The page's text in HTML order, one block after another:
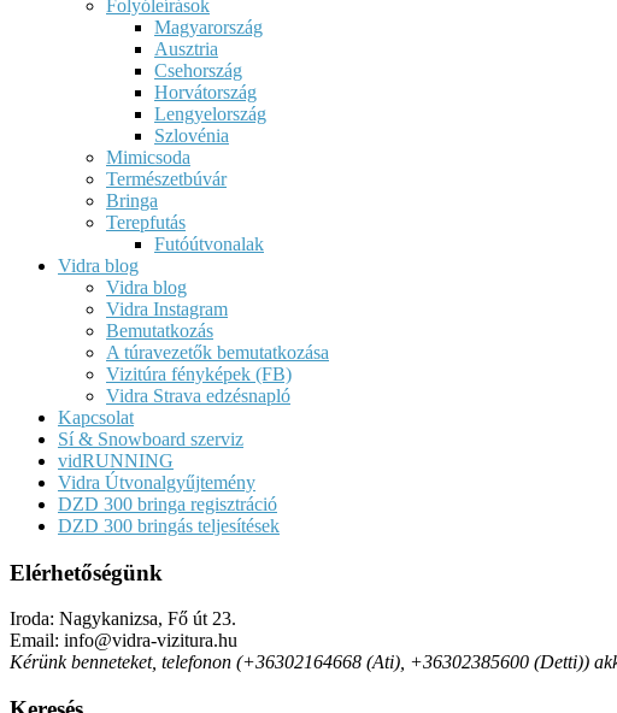
Folyóleírások
Magyarország
Ausztria
Csehország
Horvátország
Lengyelország
Szlovénia
Mimicsoda
Természetbúvár
Bringa
Terepfutás
Futóútvonalak
Vidra blog
Vidra blog
Vidra Instagram
Bemutatkozás
A túravezetők bemutatkozása
Vizitúra fényképek (FB)
Vidra Strava edzésnapló
Kapcsolat
Sí & Snowboard szerviz
vidRUNNING
Vidra Útvonalgyűjtemény
DZD 300 bringa regisztráció
DZD 300 bringás teljesítések
Elérhetőségünk
Iroda: Nagykanizsa, Fő út 23.
Email: info@vidra-vizitura.hu
Kérünk benneteket, telefonon (+36302164668 (Ati), +36302385600 (Detti))